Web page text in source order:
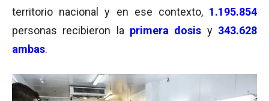
territorio nacional y en ese contexto, 1.195.854
personas recibieron la primera dosis y 343.628
ambas.